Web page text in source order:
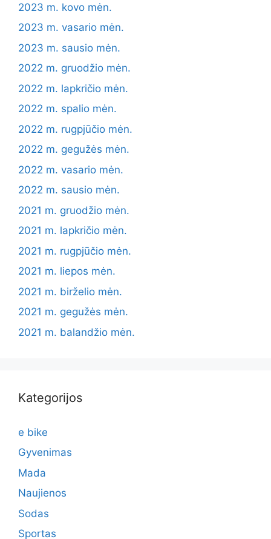
2023 m. kovo mėn.
2023 m. vasario mėn.
2023 m. sausio mėn.
2022 m. gruodžio mėn.
2022 m. lapkričio mėn.
2022 m. spalio mėn.
2022 m. rugpjūčio mėn.
2022 m. gegužės mėn.
2022 m. vasario mėn.
2022 m. sausio mėn.
2021 m. gruodžio mėn.
2021 m. lapkričio mėn.
2021 m. rugpjūčio mėn.
2021 m. liepos mėn.
2021 m. birželio mėn.
2021 m. gegužės mėn.
2021 m. balandžio mėn.
Kategorijos
e bike
Gyvenimas
Mada
Naujienos
Sodas
Sportas